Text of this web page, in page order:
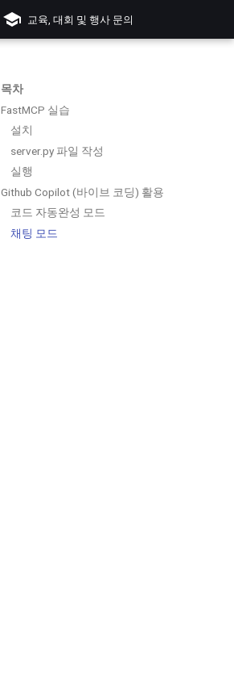
교육, 대회 및 행사 문의
목차
FastMCP 실습
설치
server.py 파일 작성
실행
Github Copilot (바이브 코딩) 활용
코드 자동완성 모드
채팅 모드